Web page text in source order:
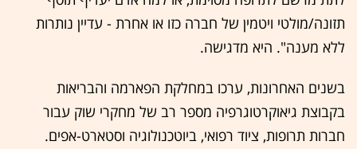
תזונה/מולטי ויטמין של חברה כזו או אחרת - עדיין נותרות
ללא מענה". היא מדגישה.
בשנים האחרונות, ערכו במחלקת הפארמה והבריאות
בקבוצת גיאוקרטוגרפיה מספר רב של מחקרי שוק עבור
חברות תרופות, ציוד רפואי, ביוטכנולוגיה וסטארט-אפים.